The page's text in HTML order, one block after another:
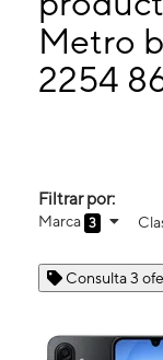
2254 86th St
Metro
2254
Filtrar por:
Marca 3
Consulta 3